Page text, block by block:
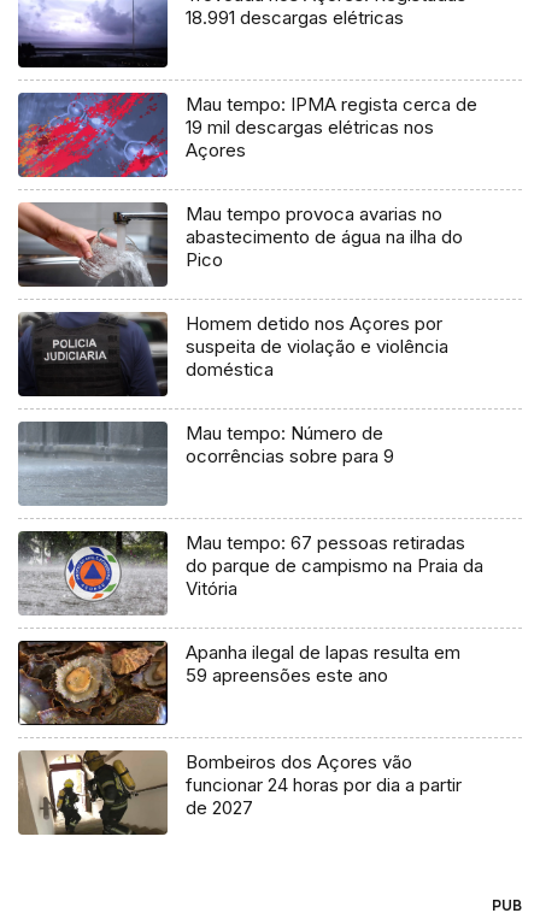
18.991 descargas elétricas
Mau tempo: IPMA regista cerca de
19 mil descargas elétricas nos
Açores
Mau tempo provoca avarias no
abastecimento de água na ilha do
Pico
Homem detido nos Açores por
suspeita de violação e violência
doméstica
Mau tempo: Número de
ocorrências sobre para 9
Mau tempo: 67 pessoas retiradas
do parque de campismo na Praia da
Vitória
Apanha ilegal de lapas resulta em
59 apreensões este ano
Bombeiros dos Açores vão
funcionar 24 horas por dia a partir
de 2027
PUB